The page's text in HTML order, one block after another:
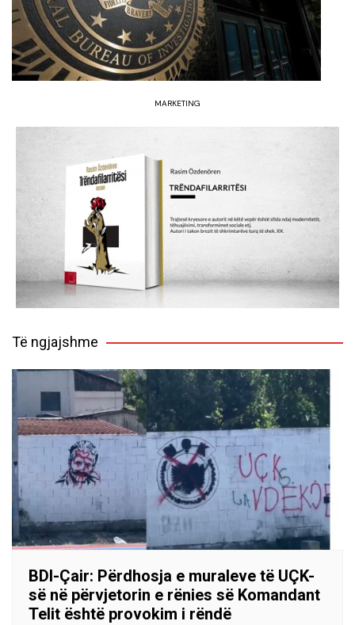
MARKETING
Të ngjajshme
BDI-Çair: Përdhosja e muraleve të UÇK-
së në përvjetorin e rënies së Komandant
Telit është provokim i rëndë